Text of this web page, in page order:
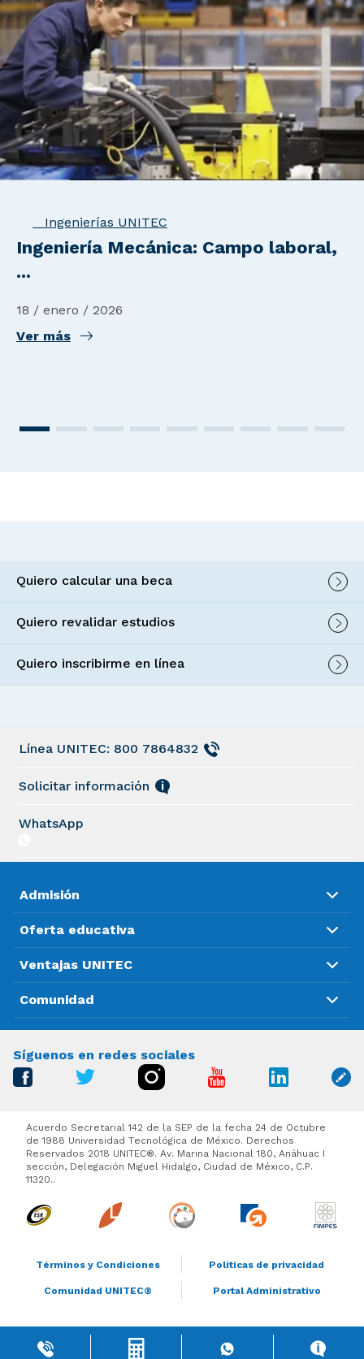
Ingenierías UNITEC
Ingeniería Mecánica: Campo laboral,
...
18 / enero / 2026
Ver más
Quiero calcular una beca
Quiero revalidar estudios
Quiero inscribirme en línea
Línea UNITEC: 800 7864832
Solicitar información
WhatsApp
Admisión
Oferta educativa
Ventajas UNITEC
Comunidad
Síguenos en redes sociales
Términos y Condiciones Políticas de privacidad
Comunidad UNITEC® Portal Administrativo
Acuerdo Secretarial 142 de la SEP de la fecha 24 de Octubre
de 1988 Universidad Tecnológica de México. Derechos
Reservados 2018 UNITEC®. Av. Marina Nacional 180, Anáhuac I
sección, Delegación Miguel Hidalgo, Ciudad de México, C.P.
11320..